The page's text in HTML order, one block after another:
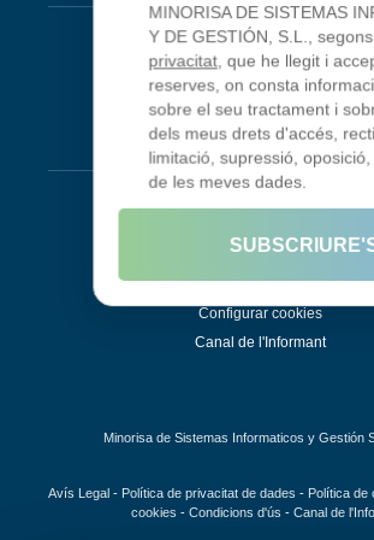
Looking Glass
Smokeping
Legal
Política de privadesa
Política de galetes
Configurar cookies
Canal de l'Informant
Minorisa de Sistemas Informaticos y Gestión
Avís Legal - Política de privacitat de dades - Política de
cookies - Condicions d'ús - Canal de
MINORISA DE SISTEMAS
Y DE GESTIÓN, S.L.,
privacitat, que he llegit i
reserves, on consta
sobre el seu tractament i
dels meus drets d'accés,
limitació, supressió,
de les meves dades.